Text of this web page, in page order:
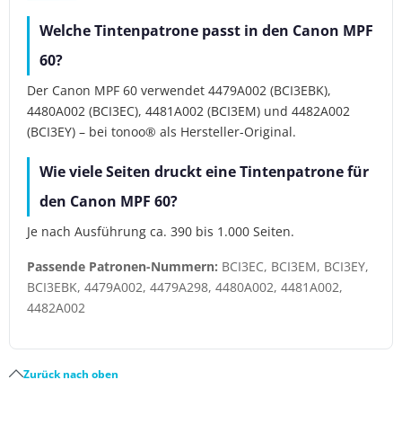
Welche Tintenpatrone passt in den Canon MPF
60?
Der Canon MPF 60 verwendet 4479A002 (BCI3EBK),
4480A002 (BCI3EC), 4481A002 (BCI3EM) und 4482A002
(BCI3EY) – bei tonoo® als Hersteller-Original.
Wie viele Seiten druckt eine Tintenpatrone für
den Canon MPF 60?
Je nach Ausführung ca. 390 bis 1.000 Seiten.
Passende Patronen-Nummern: BCI3EC, BCI3EM, BCI3EY,
BCI3EBK, 4479A002, 4479A298, 4480A002, 4481A002,
4482A002
Zurück nach oben